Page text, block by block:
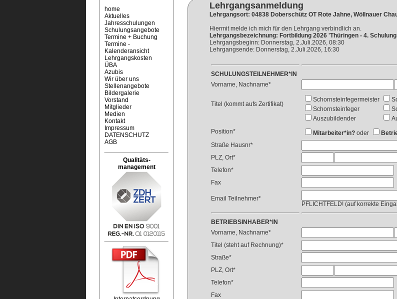
home
Aktuelles
Jahresschulungen
Schulungsangebote
Termine + Buchung
Termine -
Kalenderansicht
Lehrgangskosten
ÜBA
Azubis
Wir über uns
Stellenangebote
Bildergalerie
Vorstand
Mitglieder
Medien
Kontakt
Impressum
DATENSCHUTZ
AGB
Qualitäts-
management
Lehrgangsanmeldung
Lehrgangsort: 04838 Doberschütz OT Rote Jahne, Wöllnauer
Hiermit melde ich mich für den Lehrgang verbindlich an.
Lehrgangsbezeichnung: Fortbildung 2026 'Thüringen - 4.
Lehrgangsbeginn: Donnerstag, 2.Juli.2026, 08:30
Lehrgangsende: Donnerstag, 2.Juli.2026, 16:30
SCHULUNGSTEILNEHMER*IN
Vorname, Nachname*
Titel (kommt aufs Zertifikat)
Schornsteinfegermeister
Schornsteinfeger
Auszubildender
Position*
Mitarbeiter*in? oder
Straße Hausnr*
PLZ, Ort*
Telefon*
Fax
Email Teilnehmer*
PFLICHTFELD! (auf korrekte
BETRIEBSINHABER*IN
Vorname, Nachname*
Titel (steht auf Rechnung)*
Straße*
PLZ, Ort*
Telefon*
Fax